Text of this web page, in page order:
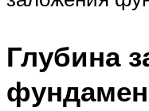
Глубина